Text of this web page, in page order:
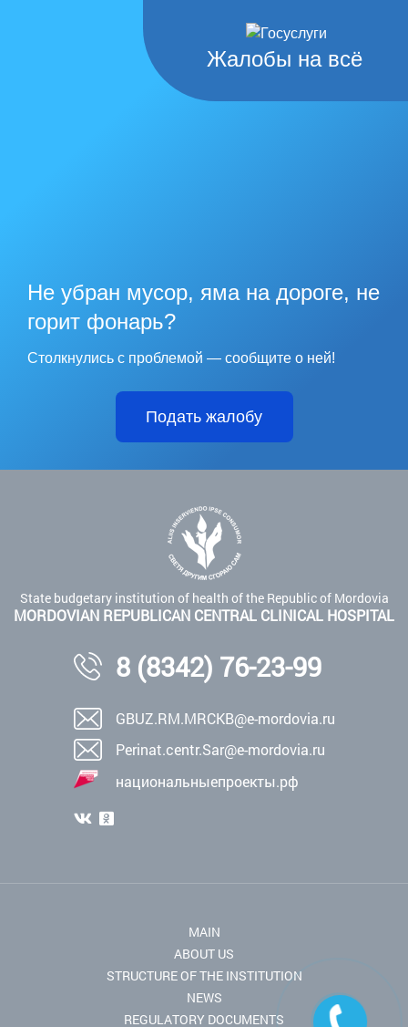
Жалобы на всё
Не убран мусор, яма на дороге, не
горит фонарь?
Столкнулись с проблемой — сообщите о ней!
Подать жалобу
State budgetary institution of health of the Republic of Mordovia
MORDOVIAN REPUBLICAN CENTRAL CLINICAL HOSPITAL
8 (8342) 76-23-99
GBUZ.RM.MRCKB@e-mordovia.ru
Perinat.centr.Sar@e-mordovia.ru
национальныепроекты.рф
MAIN
ABOUT US
STRUCTURE OF THE INSTITUTION
NEWS
REGULATORY DOCUMENTS